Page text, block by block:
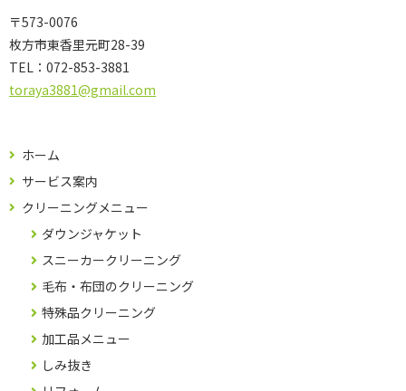
〒573-0076
枚方市東香里元町28-39
TEL： 072-853-3881
toraya3881@gmail.com
ホーム
サービス案内
クリーニングメニュー
ダウンジャケット
スニーカークリーニング
毛布・布団のクリーニング
特殊品クリーニング
加工品メニュー
しみ抜き